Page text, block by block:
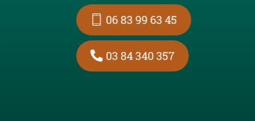
06 83 99 63 45
03 84 340 357